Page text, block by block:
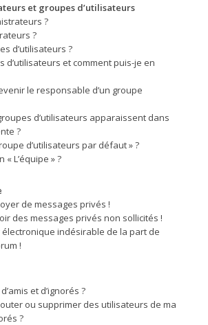
et groupes d’utilisateurs
?
?
d’utilisateurs ?
d’utilisateurs et comment puis-je en
le responsable d’un groupe
d’utilisateurs apparaissent dans
?
d’utilisateurs par défaut » ?
« L’équipe » ?
de messages privés !
des messages privés non sollicités !
électronique indésirable de la part de
!
et d’ignorés ?
ou supprimer des utilisateurs de ma
?